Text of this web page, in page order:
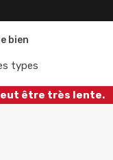
bien
types
être très lente.